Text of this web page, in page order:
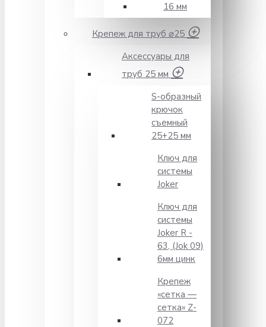
16 мм
Крепеж для труб ⌀25
Аксессуары для
труб 25 мм
S-образный
крючок
съемный
25+25 мм
Ключ для
системы
Joker
Ключ для
системы
Joker R -
63, (Jok 09)
6мм цинк
Крепеж
«сетка —
сетка» Z-
072